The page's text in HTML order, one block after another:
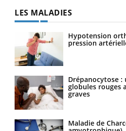
LES MALADIES
Hypotension
pression
Drépanocytose
globules rouges
graves
Maladie de